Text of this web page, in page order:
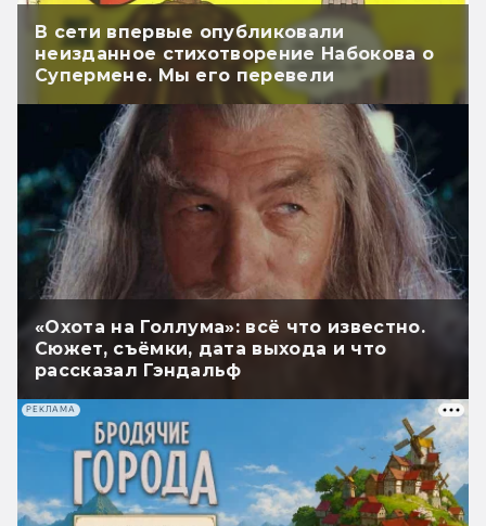
В сети впервые опубликовали
неизданное стихотворение Набокова о
Супермене. Мы его перевели
«Охота на Голлума»: всё что известно.
Сюжет, съёмки, дата выхода и что
рассказал Гэндальф
РЕКЛАМА